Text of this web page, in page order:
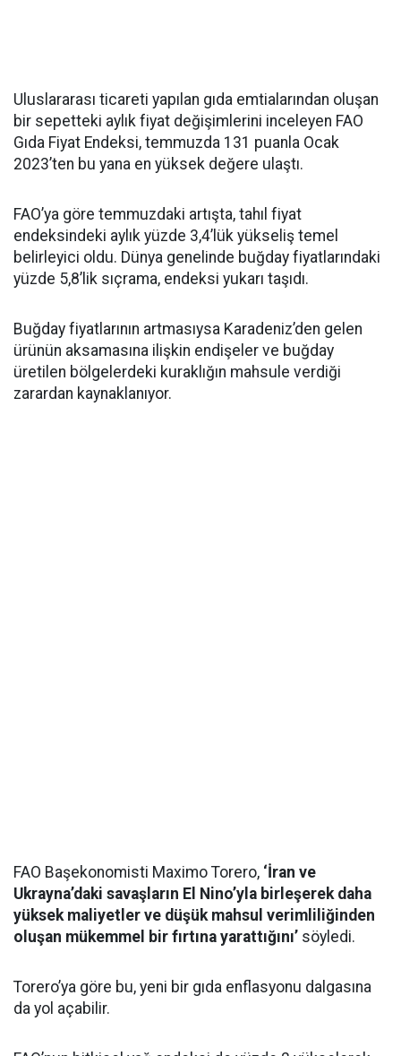
Uluslararası ticareti yapılan gıda emtialarından oluşan
bir sepetteki aylık fiyat değişimlerini inceleyen FAO
Gıda Fiyat Endeksi, temmuzda 131 puanla Ocak
2023’ten bu yana en yüksek değere ulaştı.
FAO’ya göre temmuzdaki artışta, tahıl fiyat
endeksindeki aylık yüzde 3,4’lük yükseliş temel
belirleyici oldu. Dünya genelinde buğday fiyatlarındaki
yüzde 5,8’lik sıçrama, endeksi yukarı taşıdı.
Buğday fiyatlarının artmasıysa Karadeniz’den gelen
ürünün aksamasına ilişkin endişeler ve buğday
üretilen bölgelerdeki kuraklığın mahsule verdiği
zarardan kaynaklanıyor.
FAO Başekonomisti Maximo Torero, ‘İran ve
Ukrayna’daki savaşların El Nino’yla birleşerek daha
yüksek maliyetler ve düşük mahsul verimliliğinden
oluşan mükemmel bir fırtına yarattığını’ söyledi.
Torero’ya göre bu, yeni bir gıda enflasyonu dalgasına
da yol açabilir.